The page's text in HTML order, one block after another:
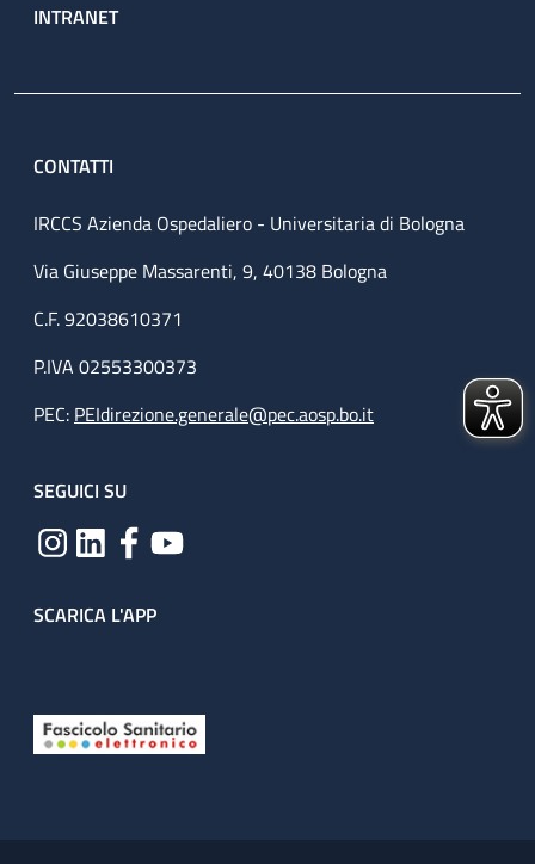
INTRANET
CONTATTI
IRCCS Azienda Ospedaliero - Universitaria di Bologna
Via Giuseppe Massarenti, 9, 40138 Bologna
C.F. 92038610371
P.IVA 02553300373
PEC: PEIdirezione.generale@pec.aosp.bo.it
SEGUICI SU
SCARICA L'APP